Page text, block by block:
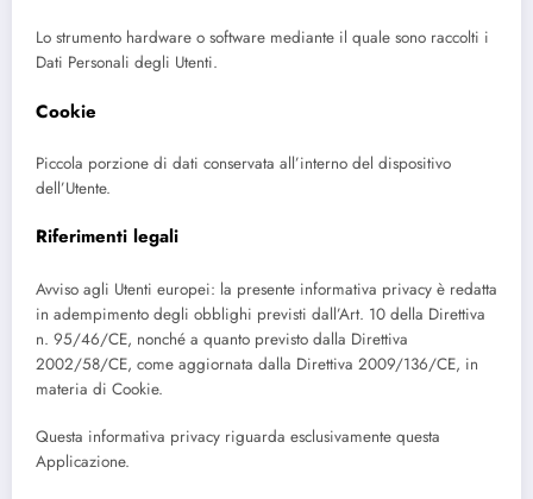
Lo strumento hardware o software mediante il quale sono raccolti i
Dati Personali degli Utenti.
Cookie
Piccola porzione di dati conservata all’interno del dispositivo
dell’Utente.
Riferimenti legali
Avviso agli Utenti europei: la presente informativa privacy è redatta
in adempimento degli obblighi previsti dall’Art. 10 della Direttiva
n. 95/46/CE, nonché a quanto previsto dalla Direttiva
2002/58/CE, come aggiornata dalla Direttiva 2009/136/CE, in
materia di Cookie.
Questa informativa privacy riguarda esclusivamente questa
Applicazione.